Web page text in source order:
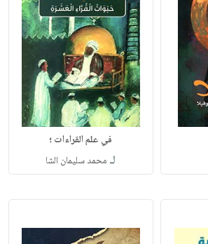
في علم القراءات ؛
لـ محمد سليمان الشا